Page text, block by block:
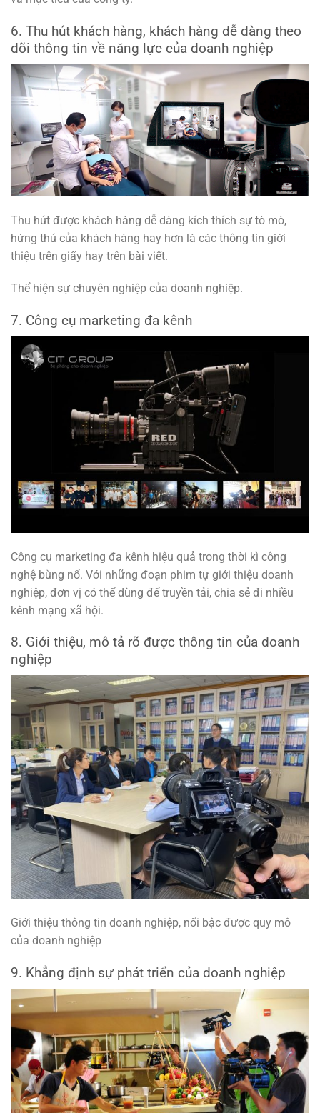
6. Thu hút khách hàng, khách hàng dễ dàng theo
dõi thông tin về năng lực của doanh nghiệp
Thu hút được khách hàng dễ dàng kích thích sự tò mò,
hứng thú của khách hàng hay hơn là các thông tin giới
thiệu trên giấy hay trên bài viết.
Thể hiện sự chuyên nghiệp của doanh nghiệp.
7. Công cụ marketing đa kênh
Công cụ marketing đa kênh hiệu quả trong thời kì công
nghệ bùng nổ. Với những đoạn phim tự giới thiệu doanh
nghiệp, đơn vị có thể dùng để truyền tải, chia sẻ đi nhiều
kênh mạng xã hội.
8. Giới thiệu, mô tả rõ được thông tin của doanh
nghiệp
Giới thiệu thông tin doanh nghiệp, nổi bậc được quy mô
của doanh nghiệp
9. Khẳng định sự phát triển của doanh nghiệp